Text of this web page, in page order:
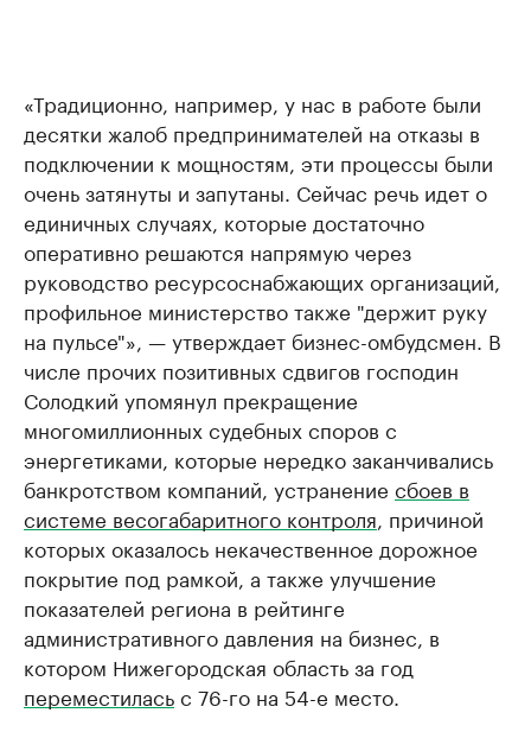
«Традиционно, например, у нас в работе были
десятки жалоб предпринимателей на отказы в
подключении к мощностям, эти процессы были
очень затянуты и запутаны. Сейчас речь идет о
единичных случаях, которые достаточно
оперативно решаются напрямую через
руководство ресурсоснабжающих организаций,
профильное министерство также "держит руку
на пульсе"», — утверждает бизнес-омбудсмен. В
числе прочих позитивных сдвигов господин
Солодкий упомянул прекращение
многомиллионных судебных споров с
энергетиками, которые нередко заканчивались
банкротством компаний, устранение сбоев в
системе весогабаритного контроля, причиной
которых оказалось некачественное дорожное
покрытие под рамкой, а также улучшение
показателей региона в рейтинге
административного давления на бизнес, в
котором Нижегородская область за год
переместиласьс 76-го на 54-е место.